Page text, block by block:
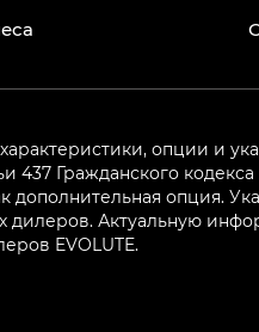
опции и
437 Гражданского
дополнительная опция.
дилеров. Актуальную
EVOLUTE.